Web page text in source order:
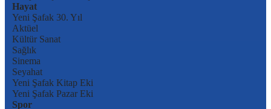
Hayat
Yeni Şafak 30. Yıl
Aktüel
Kültür Sanat
Sağlık
Sinema
Seyahat
Yeni Şafak Kitap Eki
Yeni Şafak Pazar Eki
Spor